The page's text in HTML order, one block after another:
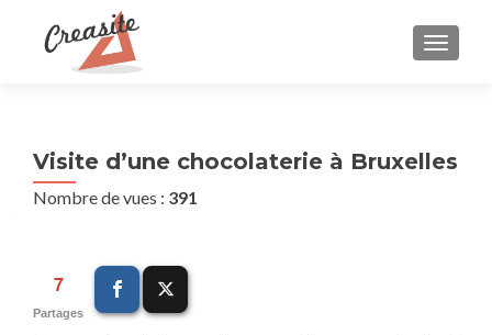
Visite d’une chocolaterie à Bruxelles
Nombre de vues : 391
7
Partages